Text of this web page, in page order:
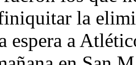
la
espera a